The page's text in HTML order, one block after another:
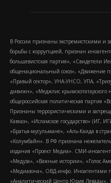
В России признаны экстремистскими и
борьбы с коррупцией, признан
большевистская партия», «Свидетели
общенациональный союз», «Движение
«Правый сектор», УНА-УНСО, УПА,
дивижн», «Меджлис крымскотатарского
общероссийская политическая партия
Признаны террористическими и
Кавказ», «Исламское государство» (ИГ,
«Братья-мусульмане», «Аль-Каида в
«Колумбайн». В РФ признана
издания «Проект Медиа». СМИ-
«Медуза», «Важные истории», «Голос
«Медиазона», ОВД-инфо. Иноагентами
«Аналитический Центр Юрия Левады»,